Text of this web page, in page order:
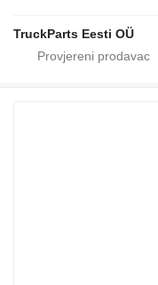
TruckParts Eesti OÜ